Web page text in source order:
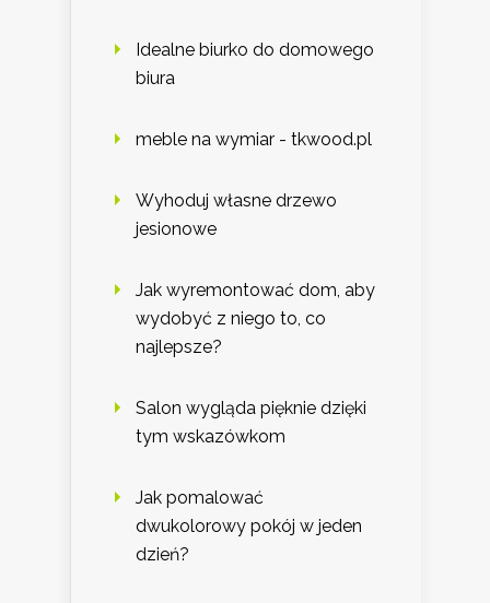
Idealne biurko do domowego
biura
meble na wymiar - tkwood.pl
Wyhoduj własne drzewo
jesionowe
Jak wyremontować dom, aby
wydobyć z niego to, co
najlepsze?
Salon wygląda pięknie dzięki
tym wskazówkom
Jak pomalować
dwukolorowy pokój w jeden
dzień?